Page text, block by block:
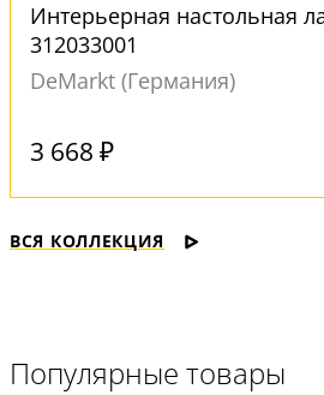
Интерьерная настольная
312033001
DeMarkt (Германия)
3 668 ₽
ВСЯ КОЛЛЕКЦИЯ
Популярные товары